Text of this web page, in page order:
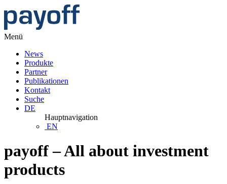
Menü
News
Produkte
Partner
Publikationen
Kontakt
Suche
DE
Hauptnavigation
EN
payoff – All about investment
products